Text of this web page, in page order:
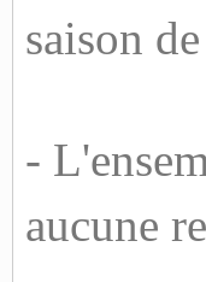
saison
-
aucune